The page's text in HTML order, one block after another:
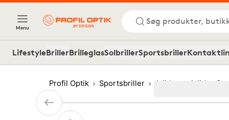
Menu
Søg produkter,
LifestyleBrillerBrilleglasSolbrillerSportsbriller
Profil Optik Sportsbriller Adidas Adidas